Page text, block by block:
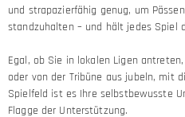
und strapazierfähig genug, um
standzuhalten – und hält jedes Spiel
Egal, ob Sie in lokalen Ligen
oder von der Tribüne aus jubeln, mit
Spielfeld ist es Ihre selbstbewusste
Flagge der Unterstützung.